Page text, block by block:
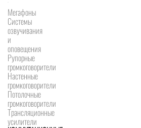
Мегафоны
Системы
озвучивания
и
оповещения
Рупорные
громкоговорители
Настенные
громкоговорители
Потолочные
громкоговорители
Трансляционные
усилители